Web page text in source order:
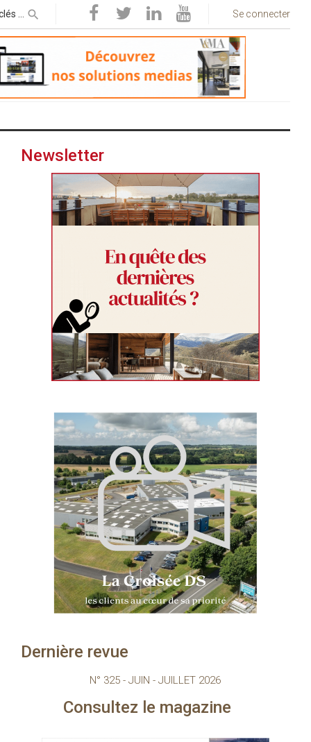
Se connecter
Newsletter
Dernière revue
N° 325 - JUIN - JUILLET 2026
le magazine